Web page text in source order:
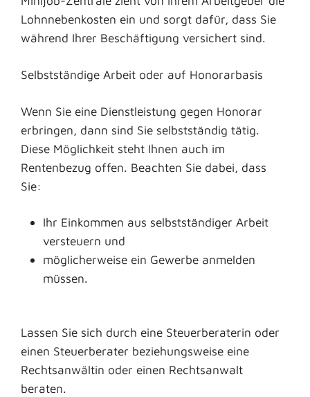
Lohnnebenkosten ein und sorgt dafür, dass Sie
während Ihrer Beschäftigung versichert sind.
Selbstständige Arbeit oder auf Honorarbasis
Wenn Sie eine Dienstleistung gegen Honorar
erbringen, dann sind Sie selbstständig tätig.
Diese Möglichkeit steht Ihnen auch im
Rentenbezug offen. Beachten Sie dabei, dass
Sie:
Ihr Einkommen aus selbstständiger Arbeit
versteuern und
möglicherweise ein Gewerbe anmelden
müssen.
Lassen Sie sich durch eine Steuerberaterin oder
einen Steuerberater beziehungsweise eine
Rechtsanwältin oder einen Rechtsanwalt
beraten.